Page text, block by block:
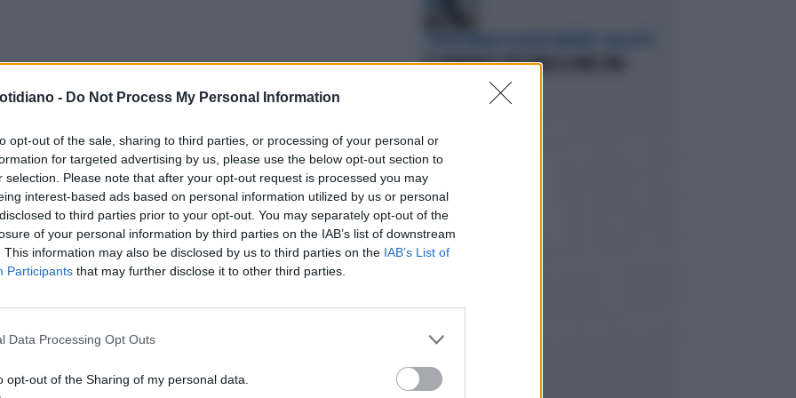
- Do Not Process My Personal Information
opt-out of the sale, sharing to third parties, or processing of your personal or
for targeted advertising by us, please use the below opt-out section to
selection. Please note that after your opt-out request is processed you may
interest-based ads based on personal information utilized by us or personal
to third parties prior to your opt-out. You may separately opt-out of the
of your personal information by third parties on the IAB’s list of downstream
This information may also be disclosed by us to third parties on the IAB’s List of
Participants that may further disclose it to other third parties.
Data Processing Opt Outs
opt-out of the Sharing of my personal data.
IL GENERALE CHE PARLA COME UNA